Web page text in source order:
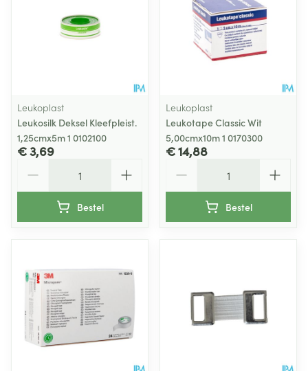
Leukoplast
Leukosilk Deksel Kleefpleist.
1,25cmx5m 1 0102100
€ 3,69
Bestel
Leukoplast
Leukotape Classic Wit
5,00cmx10m 1 0170300
€ 14,88
Bestel